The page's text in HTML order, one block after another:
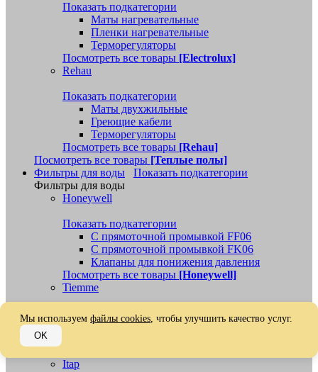
Показать подкатегории
Маты нагревательные
Пленки нагревательные
Терморегуляторы
Посмотреть все товары [Electrolux]
Rehau
Показать подкатегории
Маты двухжильные
Греющие кабели
Терморегуляторы
Посмотреть все товары [Rehau]
Посмотреть все товары [Теплые полы]
Фильтры для воды
Показать подкатегории
Фильтры для воды
Honeywell
Показать подкатегории
С прямоточной промывкой FF06
С прямоточной промывкой FK06
Клапаны для понижения давления
Посмотреть все товары [Honeywell]
Tiemme
Itap
Мы используем файлы cookies, чтобы улучшить качество услуг.
OK